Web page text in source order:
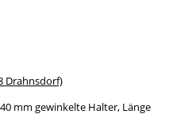
Drahnsdorf)
mm gewinkelte Halter, Länge